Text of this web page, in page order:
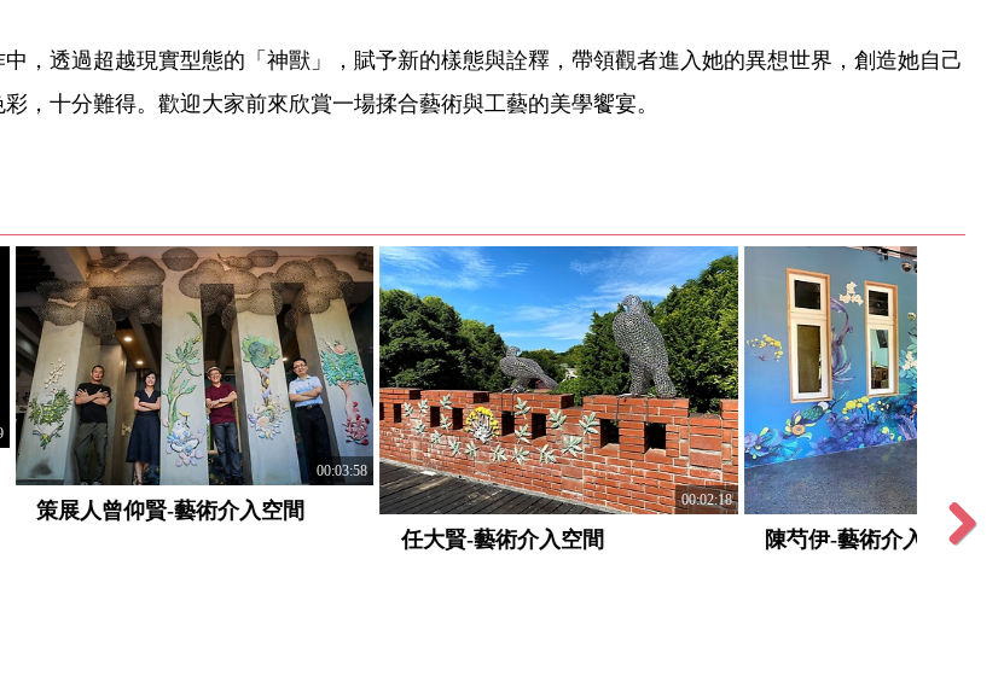
，透過超越現實型態的「神獸」，賦予新的樣態與詮釋，帶領觀者進入她的異想世界，創造她自己
，十分難得。歡迎大家前來欣賞一場揉合藝術與工藝的美學饗宴。
00:02:18 00:02:18
陳芍伊-藝術介入空間
00:31:57
頌讚寶島-趙宗冠巨幅創作展